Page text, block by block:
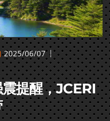
2025/06/07
提醒，JCERI